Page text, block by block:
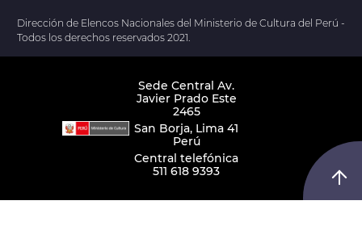
Dirección de Elencos Nacionales del Ministerio de Cultura del Perú -
Todos los derechos reservados 2021.
Sede Central Av.
Javier Prado Este
2465
San Borja, Lima 41
Perú
Central telefónica
511 618 9393